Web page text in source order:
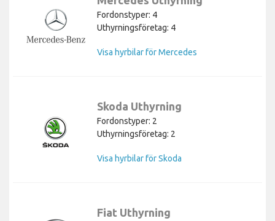
Fordonstyper: 4
Uthyrningsföretag: 4
Visa hyrbilar för Mercedes
Skoda Uthyrning
Fordonstyper: 2
Uthyrningsföretag: 2
Visa hyrbilar för Skoda
Fiat Uthyrning